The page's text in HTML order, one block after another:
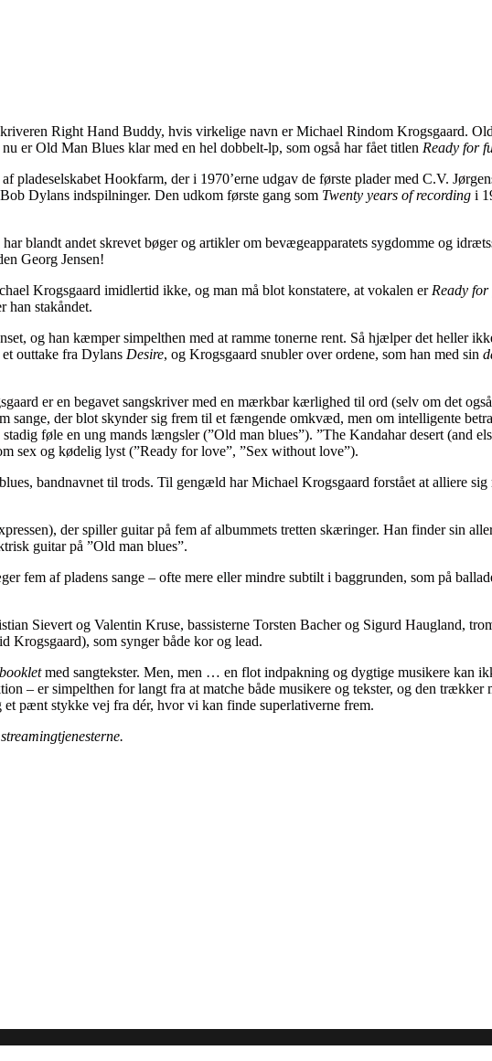
Right Hand Buddy, hvis virkelige navn er Michael Rindom Krogsgaard.
er Old Man Blues klar med en hel dobbelt-lp, som også har fået titlen Ready for
pladeselskabet Hookfarm, der i 1970’erne udgav de første plader med C.V.
Dylans indspilninger. Den udkom første gang som Twenty years of recording i
blandt andet skrevet bøger og artikler om bevægeapparatets sygdomme og
Georg Jensen!
Krogsgaard imidlertid ikke, og man må blot konstatere, at vokalen er Ready for
han stakåndet.
og han kæmper simpelthen med at ramme tonerne rent. Så hjælper det heller
outtake fra Dylans Desire, og Krogsgaard snubler over ordene, som han med sin
er en begavet sangskriver med en mærkbar kærlighed til ord (selv om det
sange, der blot skynder sig frem til et fængende omkvæd, men om intelligente
føle en ung mands længsler (”Old man blues”). ”The Kandahar desert (and
sex og kødelig lyst (”Ready for love”, ”Sex without love”).
bandnavnet til trods. Til gengæld har Michael Krogsgaard forstået at alliere
der spiller guitar på fem af albummets tretten skæringer. Han finder sin
guitar på ”Old man blues”.
fem af pladens sange – ofte mere eller mindre subtilt i baggrunden, som på
Sievert og Valentin Kruse, bassisterne Torsten Bacher og Sigurd Haugland,
Krogsgaard), som synger både kor og lead.
bookletmed sangtekster. Men, men … en flot indpakning og dygtige musikere kan
– er simpelthen for langt fra at matche både musikere og tekster, og den trækker
et pænt stykke vej fra dér, hvor vi kan finde superlativerne frem.